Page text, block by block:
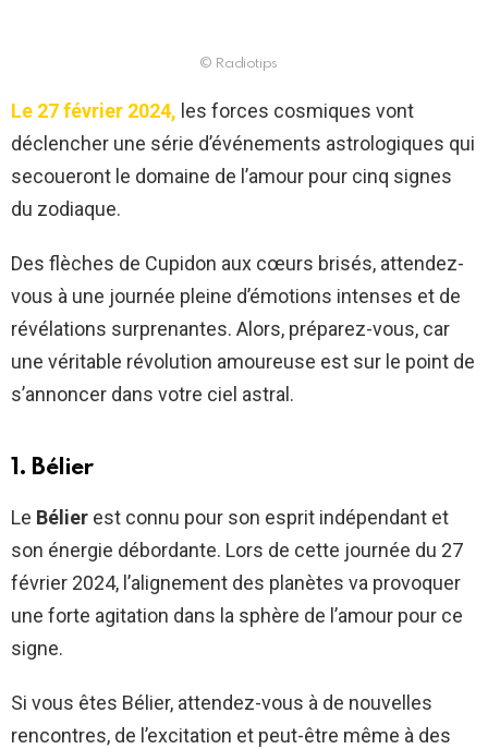
© Radiotips
Le 27 février 2024, les forces cosmiques vont
déclencher une série d’événements astrologiques qui
secoueront le domaine de l’amour pour cinq signes
du zodiaque.
Des flèches de Cupidon aux cœurs brisés, attendez-
vous à une journée pleine d’émotions intenses et de
révélations surprenantes. Alors, préparez-vous, car
une véritable révolution amoureuse est sur le point de
s’annoncer dans votre ciel astral.
1. Bélier
Le Bélier est connu pour son esprit indépendant et
son énergie débordante. Lors de cette journée du 27
février 2024, l’alignement des planètes va provoquer
une forte agitation dans la sphère de l’amour pour ce
signe.
Si vous êtes Bélier, attendez-vous à de nouvelles
rencontres, de l’excitation et peut-être même à des